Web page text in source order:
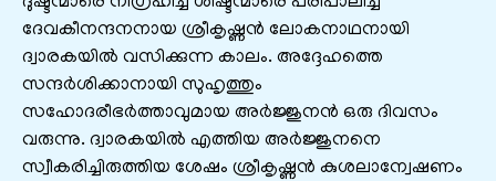
ദേവകീനന്ദനനായ ശ്രീകൃഷ്ണന്‍ ലോകനാഥനായി
ദ്വാരകയില്‍ വസിക്കുന്ന കാലം. അദ്ദേഹത്തെ
സന്ദര്‍ശിക്കാനായി സുഹൃത്തും
സഹോദരീഭര്‍ത്താവുമായ അര്‍ജ്ജുനന്‍ ഒരു ദിവസം
വരുന്നു. ദ്വാരകയില്‍ എത്തിയ അര്‍ജ്ജുനനെ
സ്വീകരിച്ചിരുത്തിയ ശേഷം ശ്രീകൃഷ്ണന്‍ കുശലാന്വേഷണം